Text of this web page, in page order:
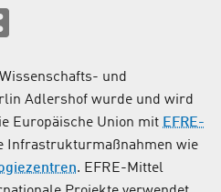
und
Adlershof wurde und wird
Europäische Union mit EFRE-
Infrastrukturmaßnahmen wie
. EFRE-Mittel